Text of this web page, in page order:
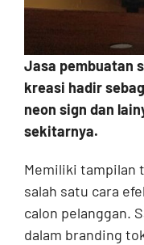
Jasa pembuatan
kreasi hadir
neon sign dan
sekitarnya.
Memiliki tampilan
salah satu cara
calon pelanggan.
dalam branding